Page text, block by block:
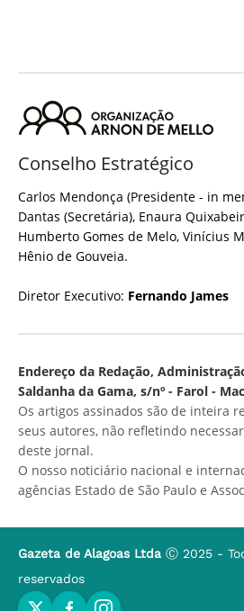
Conselho Estratégico
Carlos Mendonça (Presidente - in
Dantas (Secretária), Enaura
Humberto Gomes de Melo, Vinícius
Hênio de Gouveia.
Diretor Executivo: Fernando James
Endereço da Redação,
Saldanha da Gama, s/nº - Farol -
Os artigos assinados são de inteira
seus autores, não refletindo
deste jornal.
O nosso noticiário nacional e
agências Estado de São Paulo e
Gazeta de Alagoas Ltda Ⓒ 2025 -
reservados